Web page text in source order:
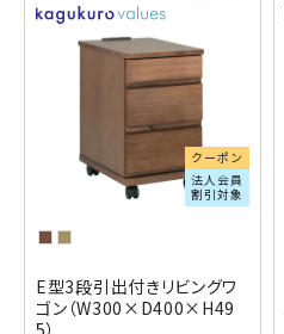
クーポン
法人会員
割引対象
E型3段引出付きリビングワ
ゴン（W300×D400×H49
5）